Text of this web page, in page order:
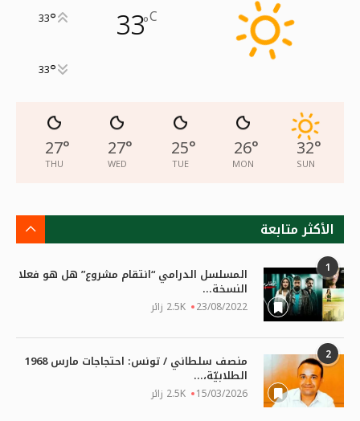
33°C
33°
33°
32°
SUN
26°
MON
25°
TUE
27°
WED
27°
THU
الأكثر متابعة
1 المسلسل الدرامي “انتقام مشروع” هل هو فعلا
النسخة...
23/08/2022 2.5K زائر
2 منصف سلطاني / تونس: احتجاجات مارس 1968
الطلابيّة،...
15/03/2026 2.5K زائر